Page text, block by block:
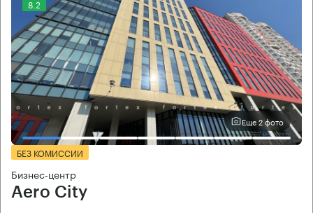
8.2
Еще 2 фото
БЕЗ КОМИССИИ
Бизнес-центр
Aero City